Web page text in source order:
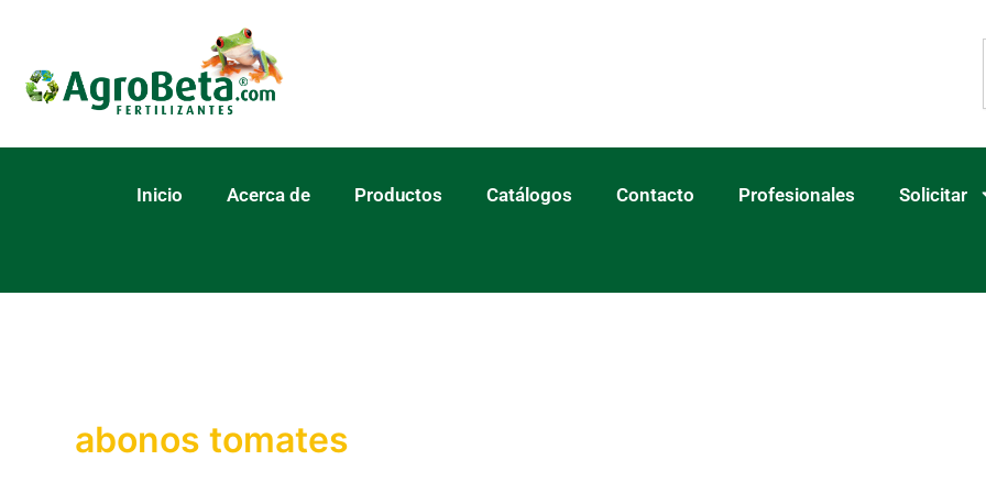
contenido
Inicio Acerca de Productos Catálogos Contacto Profesionales Solicitar
abonos tomates